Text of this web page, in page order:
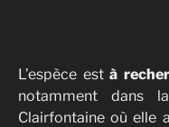
L’espèce està
notamment dans
Clairfontaine où elle